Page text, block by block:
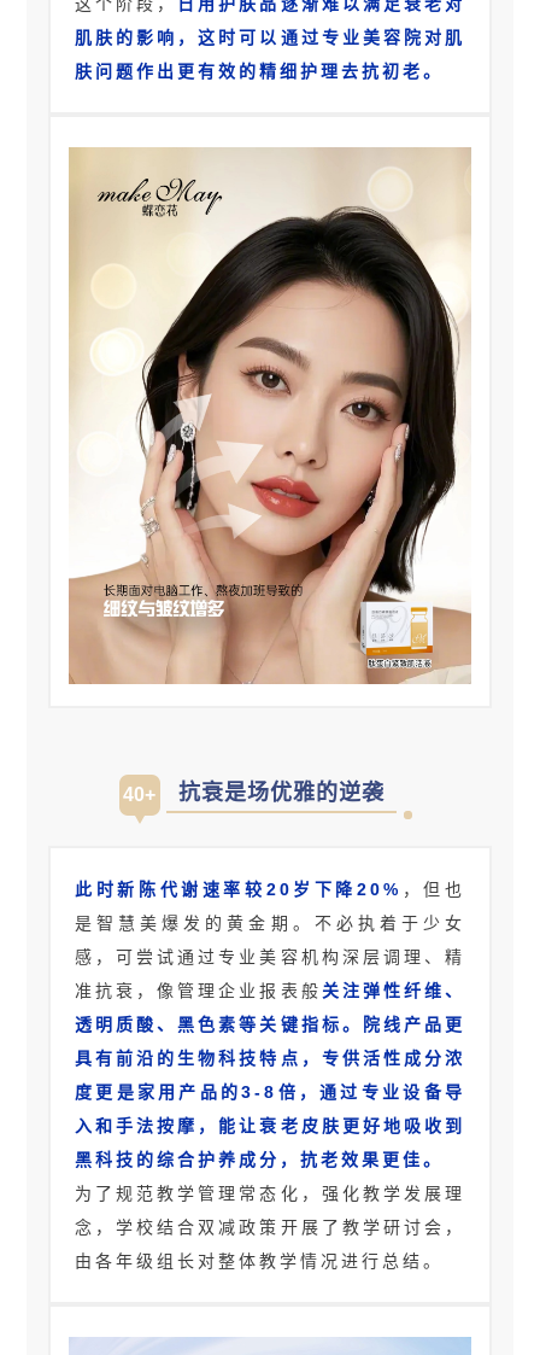
肌肤的影响，这时可以通过专业美容院对肌
肤问题作出更有效的精细护理去抗初老。
40+ 抗衰是场优雅的逆袭
此时新陈代谢速率较20岁下降20% ，但也
是智慧美爆发的黄金期。不必执着于少女
感，可尝试通过专业美容机构深层调理、精
准抗衰，像管理企业报表般 关注弹性纤维、
透明质酸、黑色素等关键指标。院线产品更
具有前沿的生物科技特点，专供活性成分浓
度更是家用产品的3-8倍，通过专业设备导
入和手法按摩，能让衰老皮肤更好地吸收到
黑科技的综合护养成分，抗老效果更佳。
为了规范教学管理常态化，强化教学发展理
念，学校结合双减政策开展了教学研讨会，
由各年级组长对整体教学情况进行总结。